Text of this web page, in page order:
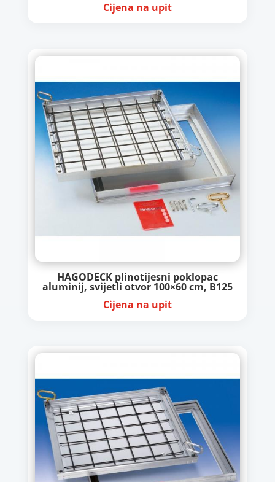
Cijena na upit
HAGODECK plinotijesni poklopac
aluminij, svijetli otvor 100×60 cm, B125
Cijena na upit